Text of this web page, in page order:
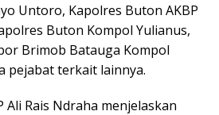
Untoro, Kapolres Buton AKBP
Buton Kompol Yulianus,
Brimob Batauga Kompol
pejabat terkait lainnya.
Ali Rais Ndraha menjelaskan